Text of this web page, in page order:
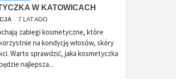
W KATOWICACH
7 LAT AGO
zabiegi kosmetyczne, które
na kondycję włosów, skóry
Warto sprawdzić, jaka kosmetyczka
najlepsza...